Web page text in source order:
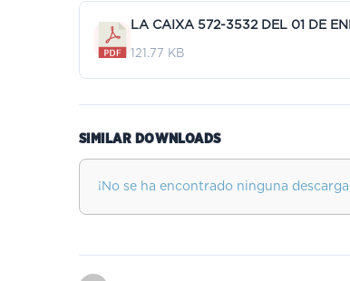
LA CAIXA 572-3532 DEL 01 DE
121.77 KB
SIMILAR DOWNLOADS
¡No se ha encontrado ninguna